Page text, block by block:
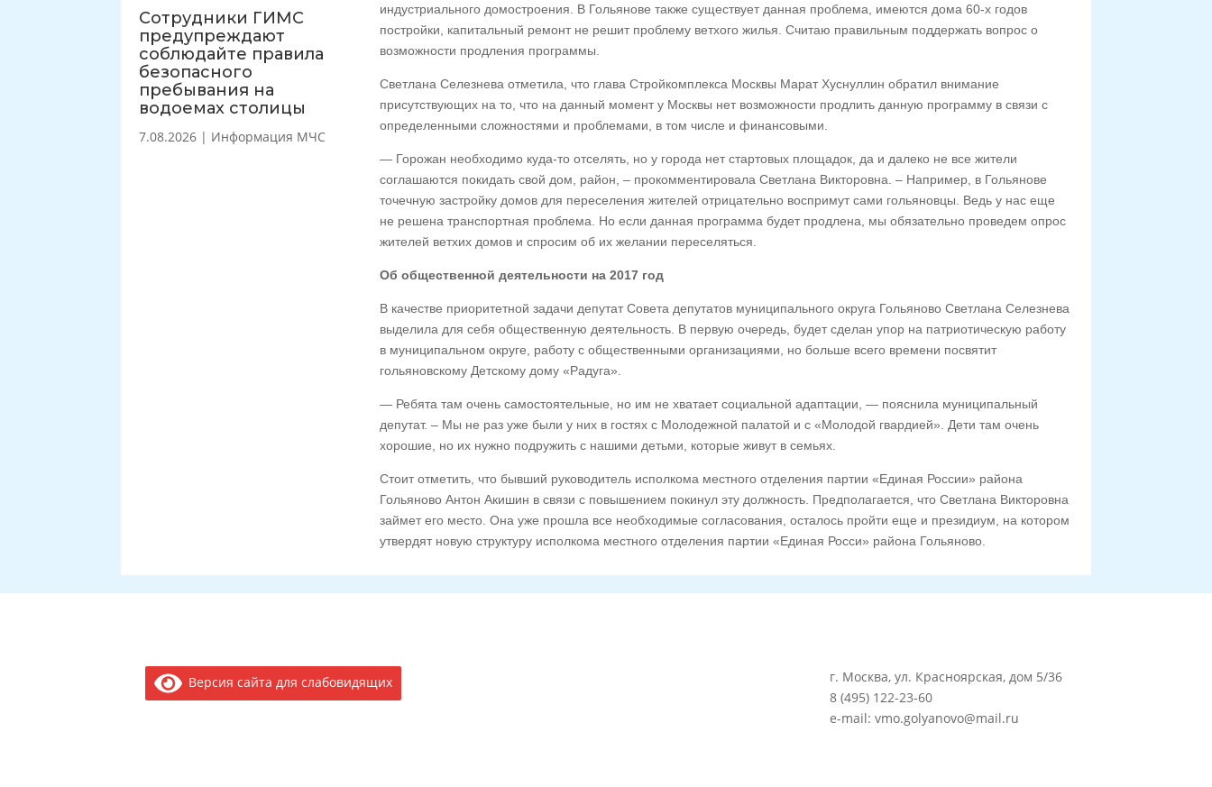
Сотрудники ГИМС
предупреждают
соблюдайте правила
безопасного
пребывания на
водоемах столицы
7.08.2026 | Информация МЧС
индустриального домостроения. В Гольянове также существует данная проблема, имеются дома 60-х годов
постройки, капитальный ремонт не решит проблему ветхого жилья. Считаю правильным поддержать вопрос о
возможности продления программы.
Светлана Селезнева отметила, что глава Стройкомплекса Москвы Марат Хуснуллин обратил внимание
присутствующих на то, что на данный момент у Москвы нет возможности продлить данную программу в связи с
определенными сложностями и проблемами, в том числе и финансовыми.
— Горожан необходимо куда-то отселять, но у города нет стартовых площадок, да и далеко не все жители
соглашаются покидать свой дом, район, – прокомментировала Светлана Викторовна. – Например, в Гольянове
точечную застройку домов для переселения жителей отрицательно воспримут сами гольяновцы. Ведь у нас еще
не решена транспортная проблема. Но если данная программа будет продлена, мы обязательно проведем опрос
жителей ветхих домов и спросим об их желании переселяться.
Об общественной деятельности на 2017 год
В качестве приоритетной задачи депутат Совета депутатов муниципального округа Гольяново Светлана Селезнева
выделила для себя общественную деятельность. В первую очередь, будет сделан упор на патриотическую работу
в муниципальном округе, работу с общественными организациями, но больше всего времени посвятит
гольяновскому Детскому дому «Радуга».
— Ребята там очень самостоятельные, но им не хватает социальной адаптации, — пояснила муниципальный
депутат. – Мы не раз уже были у них в гостях с Молодежной палатой и с «Молодой гвардией». Дети там очень
хорошие, но их нужно подружить с нашими детьми, которые живут в семьях.
Стоит отметить, что бывший руководитель исполкома местного отделения партии «Единая России» района
Гольяново Антон Акишин в связи с повышением покинул эту должность. Предполагается, что Светлана Викторовна
займет его место. Она уже прошла все необходимые согласования, осталось пройти еще и президиум, на котором
утвердят новую структуру исполкома местного отделения партии «Единая Росси» района Гольяново.
Версия сайта для слабовидящих
г. Москва, ул. Красноярская, дом 5/36
8 (495) 122-23-60
e-mail: vmo.golyanovo@mail.ru